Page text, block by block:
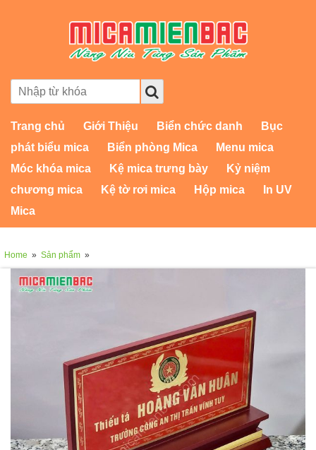
Trang chủ Giới Thiệu Biển chức danh
Bục
phát biểu mica
Biển phòng Mica
Menu mica
Móc khóa mica
Kệ mica trưng bày
Kỷ niệm
chương mica
Kệ tờ rơi mica Hộp mica
In UV
Mica
Home » Sản phẩm »